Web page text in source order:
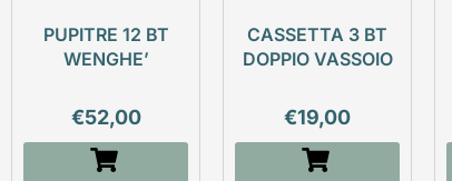
PUPITRE 12 BT
WENGHE’
€52,00
CASSETTA 3 BT
DOPPIO VASSOIO
€19,00